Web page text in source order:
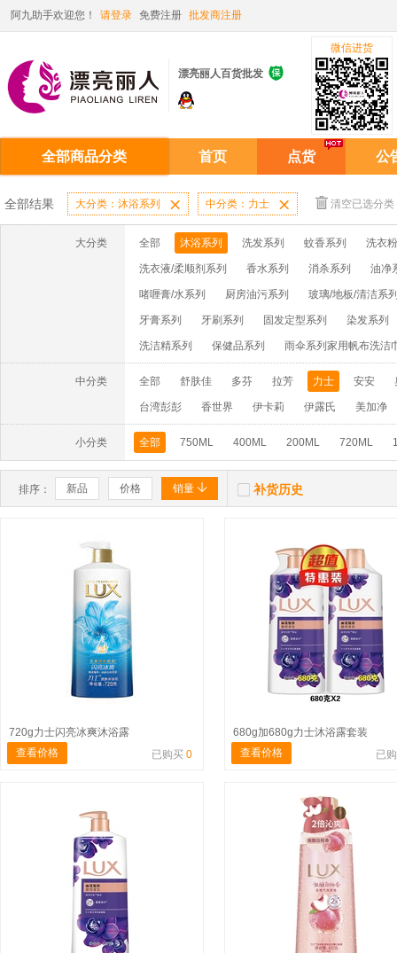
阿九助手欢迎您！ 请登录 免费注册 批发商注册
漂亮丽人百货批发 
微信进货
全部商品分类 首页 点货 公
全部结果 大分类：沐浴系列  中分类：力士  清空已选分类
大分类 全部 沐浴系列 洗发系列 蚊香系列 洗衣
洗衣液/柔顺剂系列 香水系列 消杀系列 油净
啫喱膏/水系列 厨房油污系列 玻璃/地板/清洁系
牙膏系列 牙刷系列 固发定型系列 染发系列
洗洁精系列 保健品系列 雨伞系列家用帆布洗洁
中分类 全部 舒肤佳 多芬 拉芳 力士 安安
台湾彭彭 香世界 伊卡莉 伊露氏 美加净
小分类 全部 750ML 400ML 200ML 720ML
排序： 新品 价格 销量   补货历史
720g力士闪亮冰爽沐浴露
查看价格
已购买 0
680g加680g力士沐浴露套装
查看价格
已